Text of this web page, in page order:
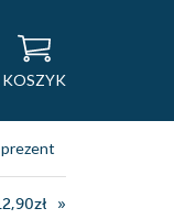
KOSZYK